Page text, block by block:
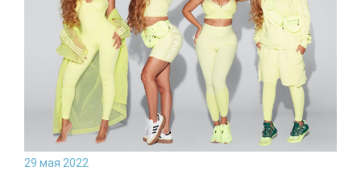
29 мая 2022